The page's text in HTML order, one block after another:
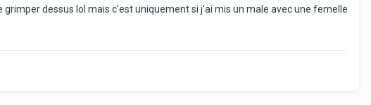
dessus lol mais c'est uniquement si j'ai mis un male avec une femelle